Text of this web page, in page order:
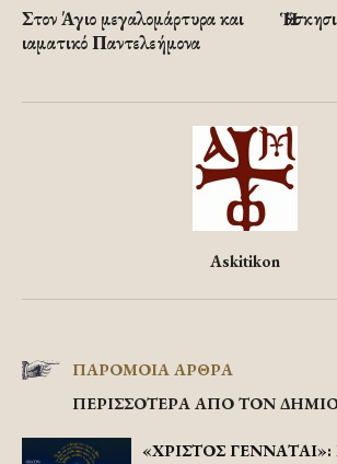
Στον Άγιο μεγαλομάρτυρα και
ιαματικό Παντελεήμονα
Ἡ
Askitikon
ΠΑΡΟΜΟΙΑ ΑΡΘΡΑ
ΠΕΡΙΣΣΟΤΕΡΑ ΑΠΟ ΤΟΝ
«ΧΡΙΣΤΟΣ ΓΕΝΝΑΤΑΙ»: